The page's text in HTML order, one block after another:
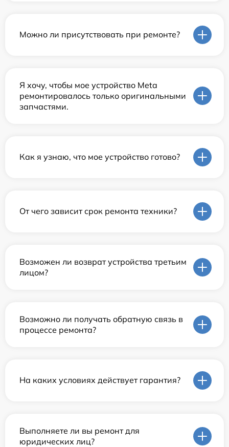
Можно ли присутствовать при ремонте?
Я хочу, чтобы мое устройство Meta
ремонтировалось только оригинальными
запчастями.
Как я узнаю, что мое устройство готово?
От чего зависит срок ремонта техники?
Возможен ли возврат устройства третьим
лицом?
Возможно ли получать обратную связь в
процессе ремонта?
На каких условиях действует гарантия?
Выполняете ли вы ремонт для
юридических лиц?